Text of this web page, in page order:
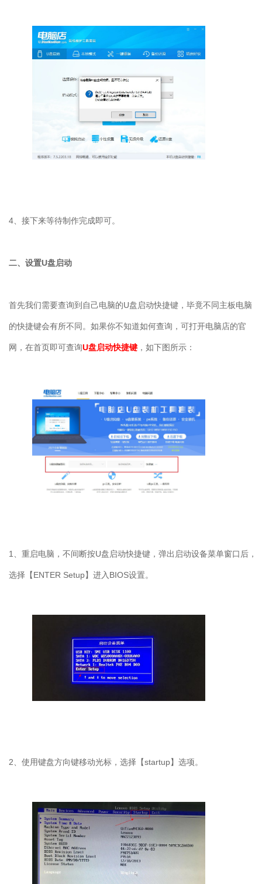
4、接下来等待制作完成即可。
二、设置U盘启动
首先我们需要查询到自己电脑的U盘启动快捷键，毕竟不同主板电脑
的快捷键会有所不同。如果你不知道如何查询，可打开电脑店的官
网，在首页即可查询U盘启动快捷键 ，如下图所示：
1、重启电脑，不间断按U盘启动快捷键，弹出启动设备菜单窗口后，
选择【ENTER Setup】进入BIOS设置。
2 、使用键盘方向键移动光标，选择【startup】选项。